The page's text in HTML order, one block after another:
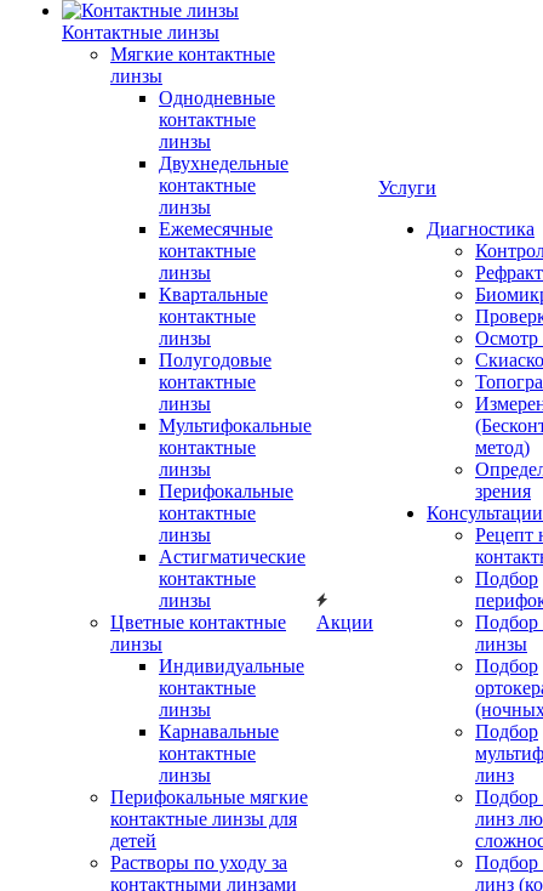
Контактные линзы
Мягкие контактные
линзы
Однодневные
контактные
линзы
Двухнедельные
контактные
линзы
Ежемесячные
контактные
линзы
Квартальные
контактные
линзы
Полугодовые
контактные
линзы
Мультифокальные
контактные
линзы
Перифокальные
контактные
линзы
Астигматические
контактные
линзы
Цветные контактные
линзы
Индивидуальные
контактные
линзы
Карнавальные
контактные
линзы
Перифокальные мягкие
контактные линзы для
детей
Растворы по уходу за
контактными линзами
Акции
Услуги
Диагностика
Осмотр
метод)
зрения
Рецепт
Подбор
Подбор
линзы
Подбор
Подбор
линз
Подбор
линз
Подбор
линз